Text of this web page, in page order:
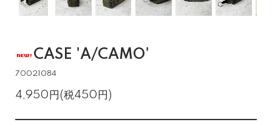
CASE 'A/CAMO'
70021084
4,950円(税450円)